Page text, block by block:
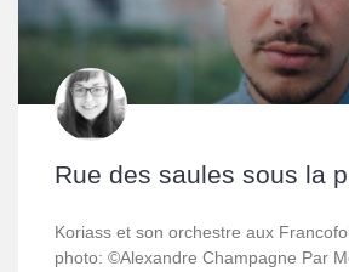
Rue des saules sous la
Koriass et son orchestre aux
photo: ©Alexandre Champagne Par